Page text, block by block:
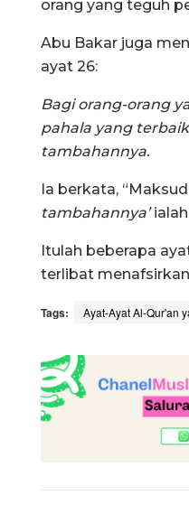
orang yang teguh
Abu Bakar juga
ayat 26:
Bagi orang-orang
pahala yang
tambahannya.
Ia berkata, “Maksud
tambahannya’
Itulah beberapa
terlibat
Tags: Ayat-Ayat Al-Qur'an